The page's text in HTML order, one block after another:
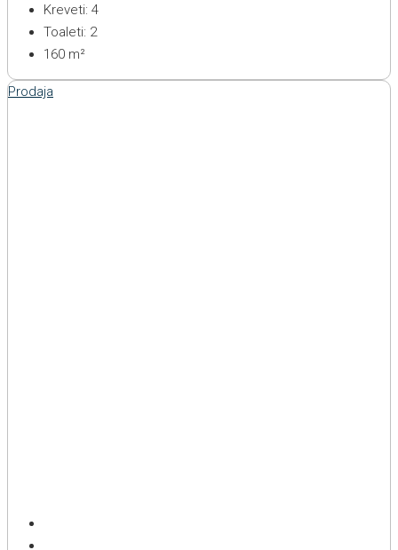
Kreveti: 4
Toaleti: 2
160 m²
Prodaja